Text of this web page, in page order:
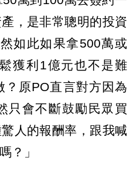
，是非常聰明的投資
如此如果拿500萬或
獲利1億元也不是難
原PO直言對方因為
只會不斷鼓勵民眾買
人的報酬率，跟我喊
？」